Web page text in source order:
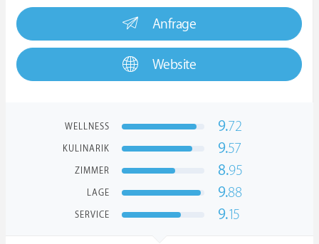
Anfrage
Website
WELLNESS 9.72
KULINARIK 9.57
ZIMMER 8.95
LAGE 9.88
SERVICE 9.15